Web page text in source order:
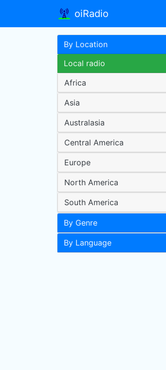
oiRadio
By Location
Local radio
Africa
Asia
Australasia
Central America
Europe
North America
South America
By Genre
By Language